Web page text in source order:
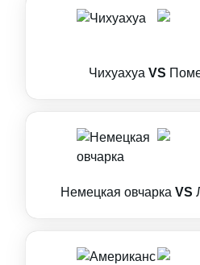
Чихуахуа VS
Немецкая овчарка VS